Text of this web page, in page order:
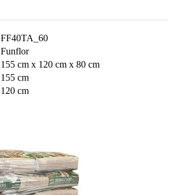
FF40TA_60
Funflor
155 cm x 120 cm x 80 cm
155 cm
120 cm